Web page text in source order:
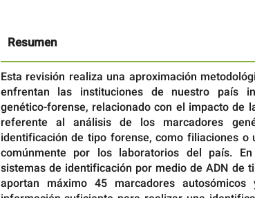
Resumen
Esta revisión realiza una aproximación
enfrentan las instituciones de nuestro país
genético-forense, relacionado con el impacto de
referente al análisis de los marcadores
identificación de tipo forense, como filiaciones o
comúnmente por los laboratorios del país.
sistemas de identificación por medio de ADN de
aportan máximo 45 marcadores